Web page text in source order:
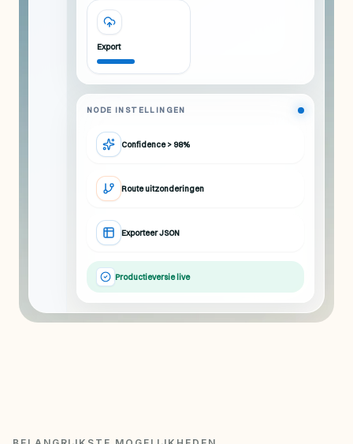
Export
NODE INSTELLINGEN
Confidence > 98%
Route uitzonderingen
Exporteer JSON
Productieversie live